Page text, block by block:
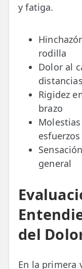
y fatiga.
rodilla
Dolor al
distancias
Rigidez
brazo
esfuerzos
general
del
En la primera